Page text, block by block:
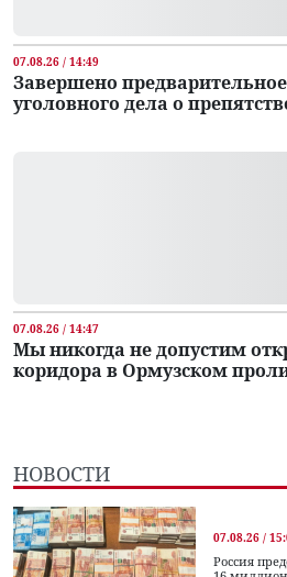
07.08.26 / 14:49
Завершено
уголовного дела о
07.08.26 / 14:47
Мы никогда не допустим
коридора в Ормузском
НОВОСТИ
07.08.26 /
Россия